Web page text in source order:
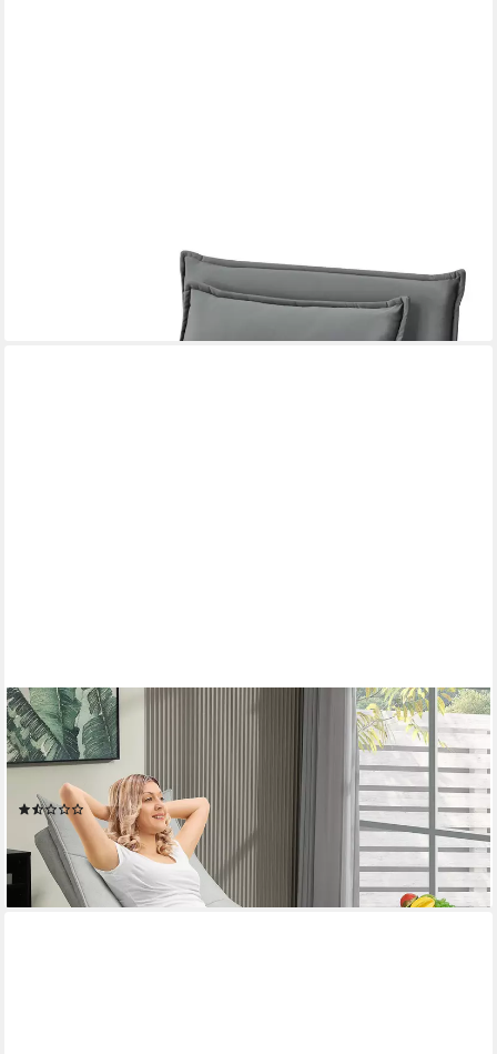
lieferbar - in 6-8 Werktagen bei dir
HOMCOM
Relaxsessel mit Liegefunktion, Wippfunktion (Drehbar
Fernsehsessel, 2-St., Liegesessel), Samtoptik, für Wohnzimmer,
Schlafzimmer, Grau
(3)
238,99 € UVP480,90 €
-50%
lieferbar - in 2-3 Werktagen bei dir